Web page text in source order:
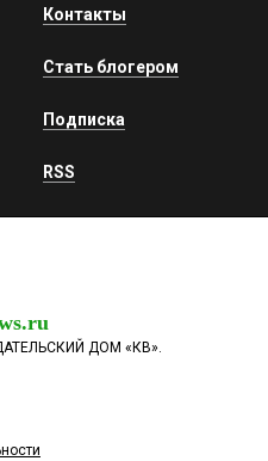
Контакты
Стать блогером
Подписка
RSS
ДОМ «КВ».